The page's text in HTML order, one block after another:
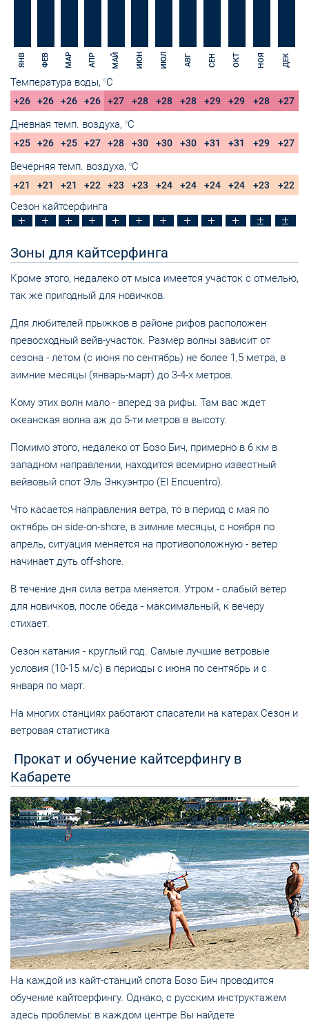
ЯНВ ФЕВ МАР АПР МАЙ ИЮН ИЮЛ АВГ СЕН ОКТ НОЯ ДЕК
Температура воды, OC
+26 +26 +26 +26 +27 +28 +28 +28 +29 +29 +28 +27
Дневная темп. воздуха, OC
+25 +26 +25 +27 +28 +30 +30 +30 +31 +31 +29 +27
Вечерняя темп. воздуха, OC
+21 +21 +21 +22 +23 +23 +24 +24 +24 +24 +23 +22
Сезон кайтсерфинга
Зоны для кайтсерфинга
Кроме этого, недалеко от мыса имеется участок с отмелью,
так же пригодный для новичков.
Для любителей прыжков в районе рифов расположен
превосходный вейв-участок. Размер волны зависит от
сезона - летом (с июня по сентябрь) не более 1,5 метра, в
зимние месяцы (январь-март) до 3-4-х метров.
Кому этих волн мало - вперед за рифы. Там вас ждет
океанская волна аж до 5-ти метров в высоту.
Помимо этого, недалеко от Бозо Бич, примерно в 6 км в
западном направлении, находится всемирно известный
вейвовый спот Эль Энкуэнтро (El Encuentro).
Что касается направления ветра, то в период с мая по
октябрь он side-on-shore, в зимние месяцы, с ноября по
апрель, ситуация меняется на противоположную - ветер
начинает дуть off-shore.
В течение дня сила ветра меняется. Утром - слабый ветер
для новичков, после обеда - максимальный, к вечеру
стихает.
Сезон катания - круглый год. Самые лучшие ветровые
условия (10-15 м/c) в периоды с июня по сентябрь и с
января по март.
На многих станциях работают спасатели на катерах.Сезон и
ветровая статистика
Прокат и обучение кайтсерфингу в
Кабарете
На каждой из кайт-станций спота Бозо Бич проводится
обучение кайтсерфингу. Однако, с русским инструктажем
здесь проблемы: в каждом центре Вы найдете